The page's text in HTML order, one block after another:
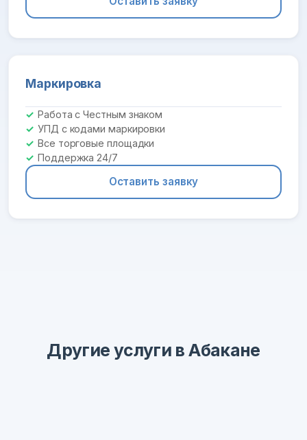
Маркировка
Работа с Честным знаком
УПД с кодами маркировки
Все торговые площадки
Поддержка 24/7
Оставить заявку
Другие услуги в Абакане